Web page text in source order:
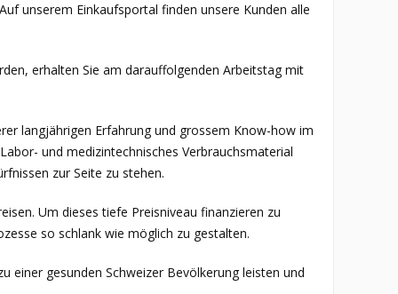
unserem Einkaufsportal finden unsere Kunden alle
erhalten Sie am darauffolgenden Arbeitstag mit
langjährigen Erfahrung und grossem Know-how im
und medizintechnisches Verbrauchsmaterial
zur Seite zu stehen.
Um dieses tiefe Preisniveau finanzieren zu
so schlank wie möglich zu gestalten.
einer gesunden Schweizer Bevölkerung leisten und